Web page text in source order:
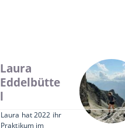
Laura
Eddelbütte
l
Laura hat 2022 ihr
Praktikum im